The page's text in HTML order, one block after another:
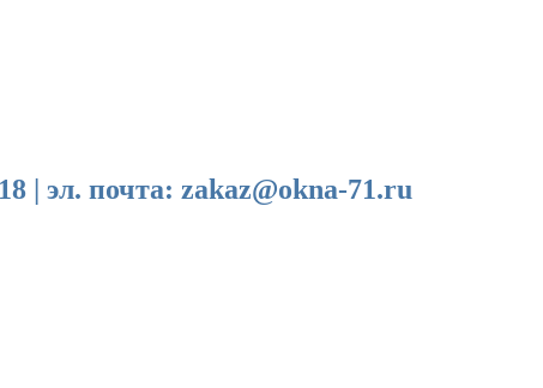
почта: zakaz@okna-71.ru